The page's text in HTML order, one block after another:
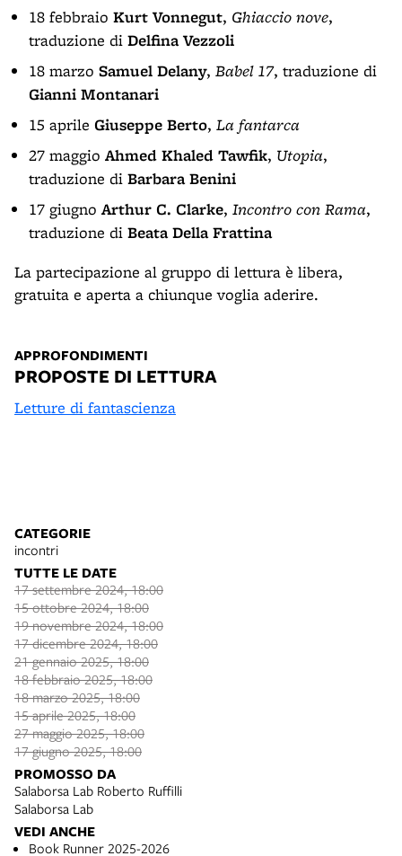
18 febbraio Kurt Vonnegut, Ghiaccio nove,
traduzione di Delfina Vezzoli
18 marzo Samuel Delany, Babel 17, traduzione di
Gianni Montanari
15 aprile Giuseppe Berto, La fantarca
27 maggio Ahmed Khaled Tawfik, Utopia,
traduzione di Barbara Benini
17 giugno Arthur C. Clarke, Incontro con Rama,
traduzione di Beata Della Frattina
La partecipazione al gruppo di lettura è libera,
gratuita e aperta a chiunque voglia aderire.
APPROFONDIMENTI
PROPOSTE DI LETTURA
Letture di fantascienza
CATEGORIE
incontri
TUTTE LE DATE
17 settembre 2024, 18:00
15 ottobre 2024, 18:00
19 novembre 2024, 18:00
17 dicembre 2024, 18:00
21 gennaio 2025, 18:00
18 febbraio 2025, 18:00
18 marzo 2025, 18:00
15 aprile 2025, 18:00
27 maggio 2025, 18:00
17 giugno 2025, 18:00
PROMOSSO DA
Salaborsa Lab Roberto Ruffilli
Salaborsa Lab
VEDI ANCHE
Book Runner 2025-2026